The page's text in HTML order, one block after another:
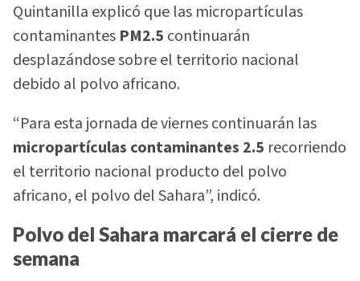
Quintanilla explicó que las micropartículas
contaminantes PM2.5 continuarán
desplazándose sobre el territorio nacional
debido al polvo africano.
“Para esta jornada de viernes continuarán las
micropartículas contaminantes 2.5 recorriendo
el territorio nacional producto del polvo
africano, el polvo del Sahara”, indicó.
Polvo del Sahara marcará el cierre de
semana